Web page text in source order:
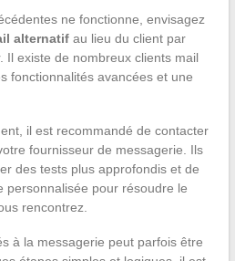
ne fonctionne, envisagez
alternatifau lieu du client par
Il existe de nombreux clients mail
fonctionnalités avancées et une
il est recommandé de contacter
fournisseur de messagerie. Ils
des tests plus approfondis et de
personnalisée pour résoudre le
rencontrez.
à la messagerie peut parfois être